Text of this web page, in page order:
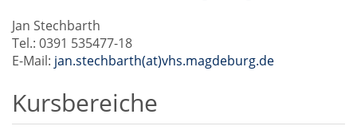
Jan Stechbarth
Tel.: 0391 535477-18
E-Mail: jan.stechbarth(at)vhs.magdeburg.de
Kursbereiche